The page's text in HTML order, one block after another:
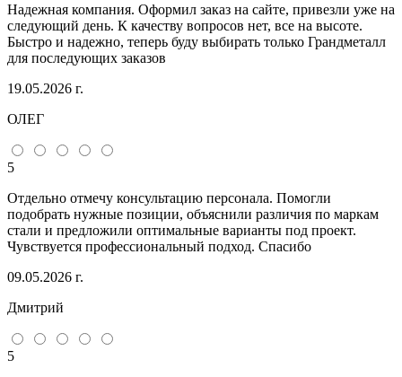
Надежная компания. Оформил заказ на сайте, привезли уже на
следующий день. К качеству вопросов нет, все на высоте.
Быстро и надежно, теперь буду выбирать только Грандметалл
для последующих заказов
19.05.2026 г.
ОЛЕГ
5
Отдельно отмечу консультацию персонала. Помогли
подобрать нужные позиции, объяснили различия по маркам
стали и предложили оптимальные варианты под проект.
Чувствуется профессиональный подход. Спасибо
09.05.2026 г.
Дмитрий
5